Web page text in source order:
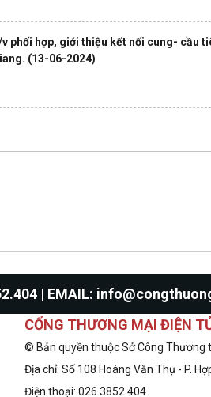
v phối hợp, giới thiệu kết nối cung- cầu
(13-06-2024)
| EMAIL:
CỔNG THƯƠNG MẠI ĐIỆN
© Bản quyền thuộc Sở Công Thương
Địa chỉ: Số 108 Hoàng Văn Thụ - P.
Điện thoại: 026.3852.404.